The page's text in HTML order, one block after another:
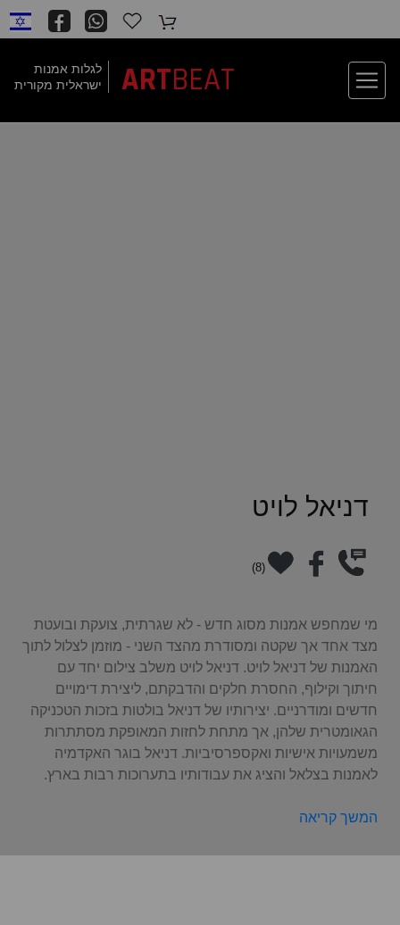
לגלות אמנות
ישראלית מקורית
ARTBEAT
דניאל לויט
(
8
)
לאמנות בצלאל והציג את עבודותיו בתערוכות רבות בארץ.
המשך קריאה